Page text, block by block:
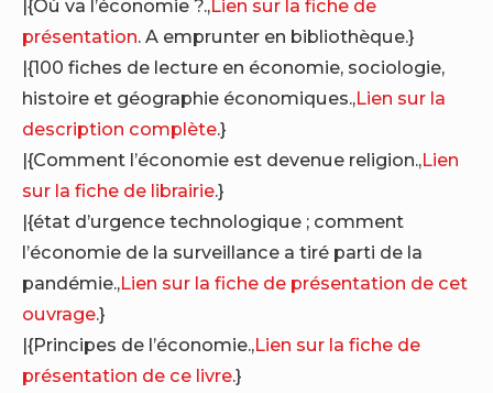
|{Où va l’économie ?.,Lien sur la fiche de
présentation. A emprunter en bibliothèque.}
|{100 fiches de lecture en économie, sociologie,
histoire et géographie économiques.,Lien sur la
description complète.}
|{Comment l’économie est devenue religion.,Lien
sur la fiche de librairie.}
|{état d’urgence technologique ; comment
l’économie de la surveillance a tiré parti de la
pandémie.,Lien sur la fiche de présentation de cet
ouvrage.}
|{Principes de l’économie.,Lien sur la fiche de
présentation de ce livre.}